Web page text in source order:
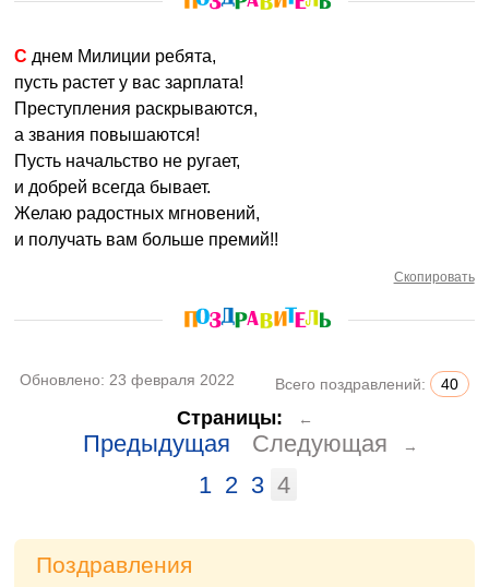
С днем Милиции ребята,
пусть растет у вас зарплата!
Преступления раскрываются,
а звания повышаются!
Пусть начальство не ругает,
и добрей всегда бывает.
Желаю радостных мгновений,
и получать вам больше премий!!
Скопировать
Обновлено: 23 февраля 2022 Всего поздравлений: 40
Страницы: ←
Предыдущая Следующая →
1 2 3 4
Поздравления